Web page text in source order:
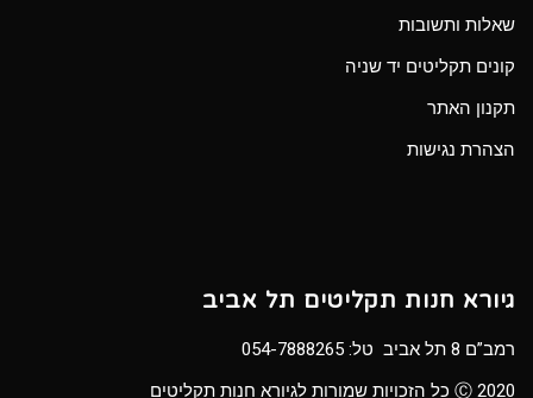
שאלות ותשובות
קונים תקליטים יד שניה
תקנון האתר
הצהרת נגישות
גיורא חנות תקליטים תל אביב
רמב”ם 8 תל אביב טל:
054-7888265
Ⓒ 2020 כל הזכויות שמורות לגיורא חנות תקליטים